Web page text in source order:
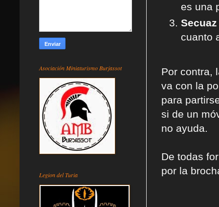
es una
cuanto
Por contra,
va con la
para
si de un
no ayuda.
De todas
por la
Asociación Miniaturismo Burjassot
Legion del Turia